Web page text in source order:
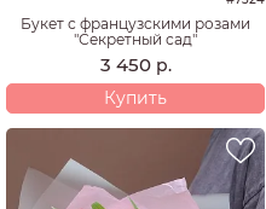
Букет с французскими розами
"Секретный сад"
3 450 р.
Купить